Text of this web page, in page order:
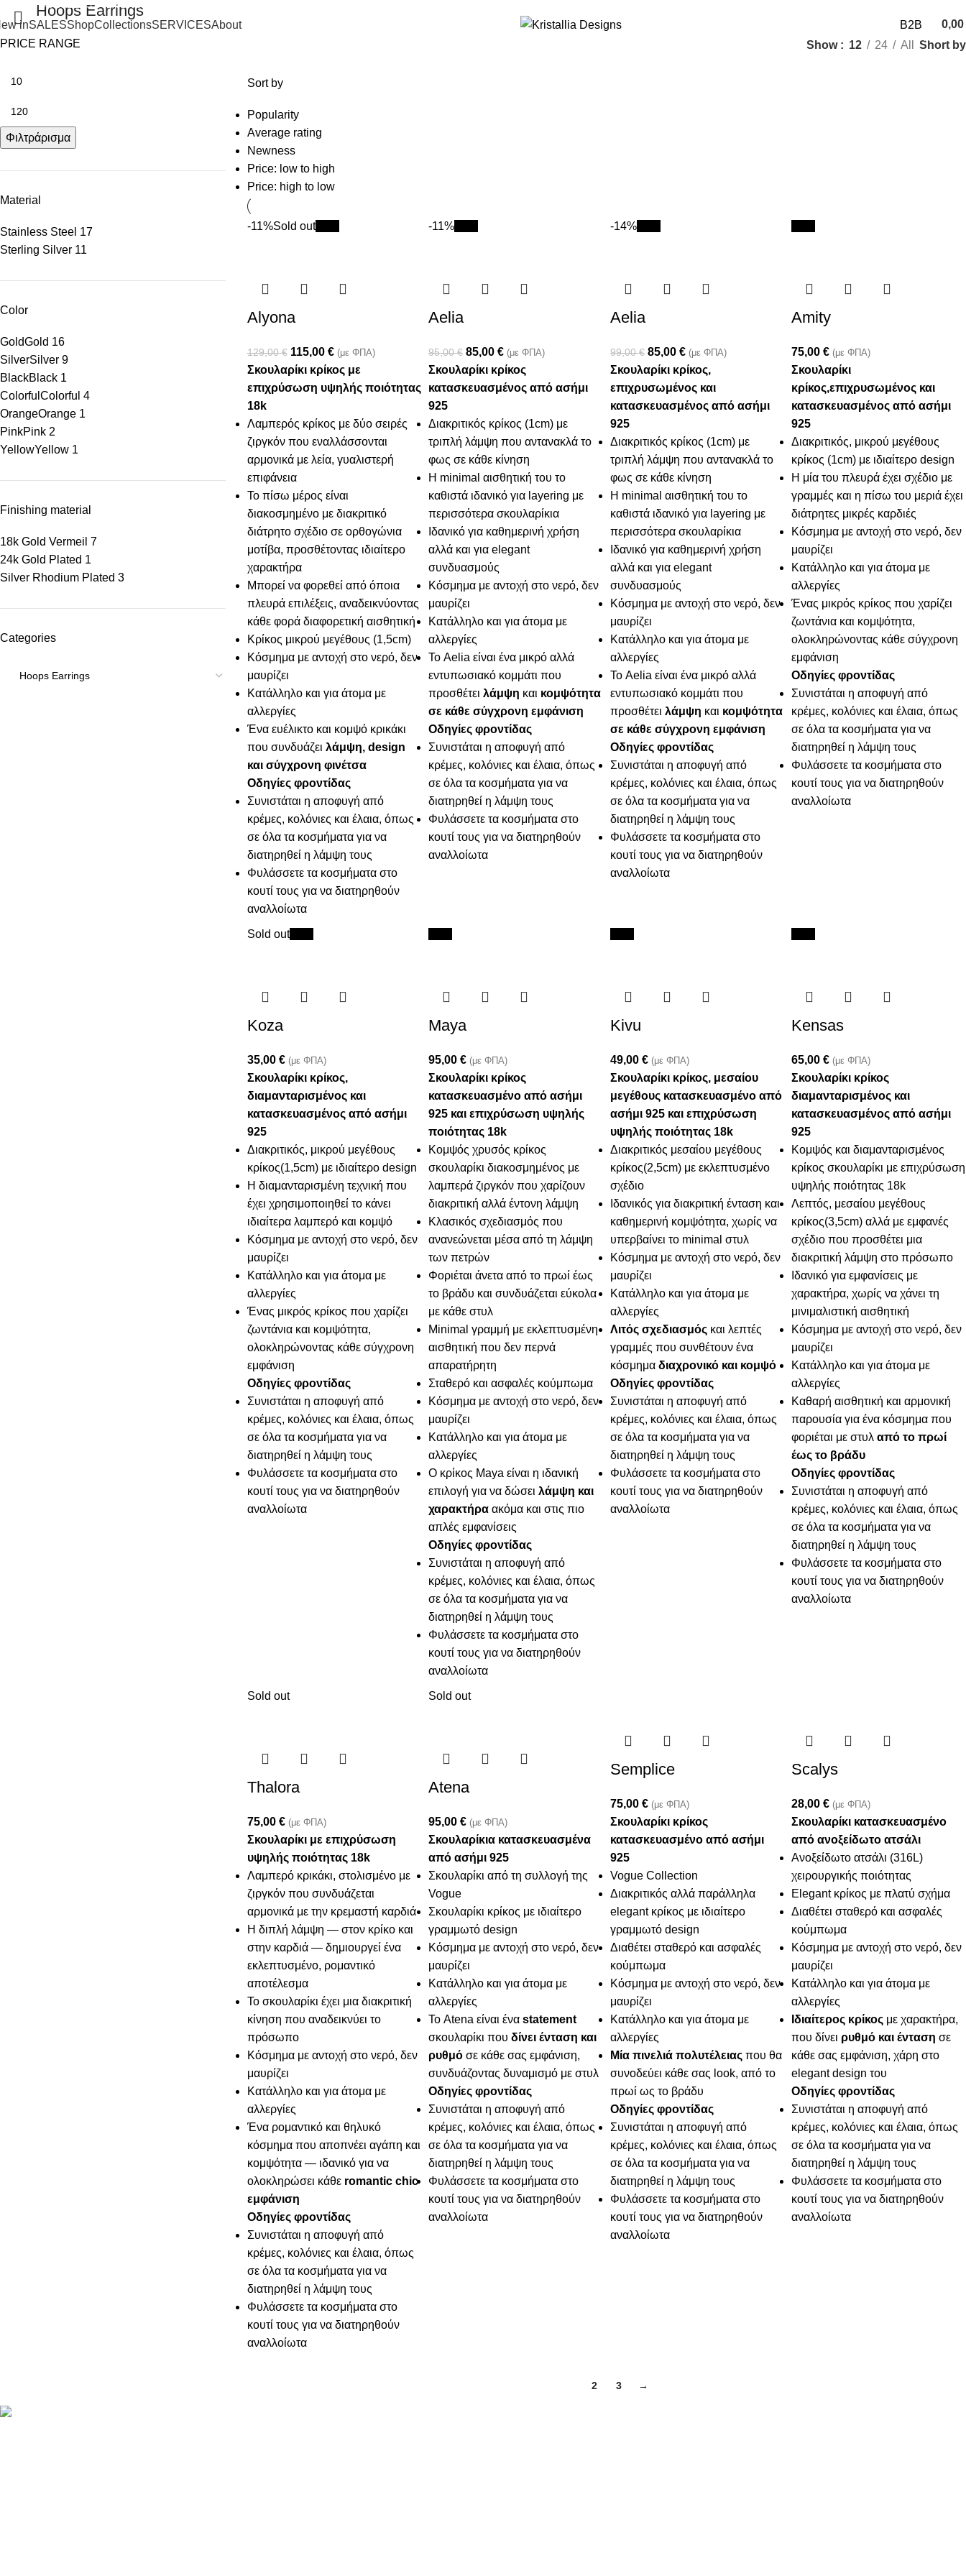
ON ORDERS OVER 100€
inSALESShopCollectionsSERVICESAbout B2B 0,00
Hoops Earrings
PRICE RANGE
Φιλτράρισμα
Material
Stainless Steel 17
Sterling Silver 11
Color
GoldGold 16
SilverSilver 9
BlackBlack 1
Colorful Colorful 4
OrangeOrange 1
PinkPink 2
YellowYellow 1
Finishing material
18k Gold Vermeil 7
24k Gold Plated 1
Silver Rhodium Plated 3
Categories
Show 12 24 All Short by
Sort by
Popularity
Average rating
Newness
Price: low to high
Price: high to low
-11%Sold outNew
Alyona
129,00€ 115,00 € (με ΦΠΑ)
Σκουλαρίκι κρίκος με
επιχρύσωση υψηλής ποιότητας
18k
Λαμπερός κρίκος με δύο σειρές
ζιργκόν που εναλλάσσονται
αρμονικά με λεία, γυαλιστερή
επιφάνεια
Το πίσω μέρος είναι
διακοσμημένο με διακριτικό
διάτρητο σχέδιο σε ορθογώνια
μοτίβα, προσθέτοντας ιδιαίτερο
χαρακτήρα
Μπορεί να φορεθεί από όποια
πλευρά επιλέξεις, αναδεικνύοντας
κάθε φορά διαφορετική αισθητική
Κρίκος μικρού μεγέθους (1,5cm)
Κόσμημα με αντοχή στο νερό, δεν
μαυρίζει
Κατάλληλο και για άτομα με
αλλεργίες
Ένα ευέλικτο και κομψό κρικάκι
που συνδυάζει λάμψη, design
και σύγχρονη φινέτσα
Οδηγίες φροντίδας
Συνιστάται η αποφυγή από
κρέμες, κολόνιες και έλαια, όπως
σε όλα τα κοσμήματα για να
διατηρηθεί η λάμψη τους
Φυλάσσετε τα κοσμήματα στο
κουτί τους για να διατηρηθούν
αναλλοίωτα
-11%
Aelia
95,00€ 85,00€ (με ΦΠΑ)
Σκουλαρίκι κρίκος
κατασκευασμένος από ασήμι
925
Διακριτικός κρίκος (1cm) με
τριπλή λάμψη που αντανακλά το
φως σε κάθε κίνηση
Η minimal αισθητική του το
καθιστά ιδανικό για layering με
περισσότερα σκουλαρίκια
Ιδανικό για καθημερινή χρήση
αλλά και για elegant
συνδυασμούς
Κόσμημα με αντοχή στο νερό, δεν
μαυρίζει
Κατάλληλο και για άτομα με
αλλεργίες
Το Aelia είναι ένα μικρό αλλά
εντυπωσιακό κομμάτι που
προσθέτειλάμψη και κομψότητα
σε κάθε σύγχρονη εμφάνιση
Οδηγίες φροντίδας
Συνιστάται η αποφυγή από
κρέμες, κολόνιες και έλαια, όπως
σε όλα τα κοσμήματα για να
διατηρηθεί η λάμψη τους
Φυλάσσετε τα κοσμήματα στο
κουτί τους για να διατηρηθούν
αναλλοίωτα
-14%New
Aelia
99,00€ 85,00 € (με ΦΠΑ)
Σκουλαρίκι κρίκος,
επιχρυσωμένος και
κατασκευασμένος από ασήμι
925
Διακριτικός κρίκος (1cm) με
τριπλή λάμψη που αντανακλά το
φως σε κάθε κίνηση
Η minimal αισθητική του το
καθιστά ιδανικό για layering με
περισσότερα σκουλαρίκια
Ιδανικό για καθημερινή χρήση
αλλά και για elegant
συνδυασμούς
Κόσμημα με αντοχή στο νερό, δεν
μαυρίζει
Κατάλληλο και για άτομα με
αλλεργίες
Το Aelia είναι ένα μικρό αλλά
εντυπωσιακό κομμάτι που
προσθέτει λάμψη και κομψότητα
σε κάθε σύγχρονη εμφάνιση
Οδηγίες φροντίδας
Συνιστάται η αποφυγή από
κρέμες, κολόνιες και έλαια, όπως
σε όλα τα κοσμήματα για να
διατηρηθεί η λάμψη τους
Φυλάσσετε τα κοσμήματα στο
κουτί τους για να διατηρηθούν
αναλλοίωτα
Amity
75,00€ (με ΦΠΑ)
Σκουλαρίκι
κρίκος,επιχρυσωμένος και
κατασκευασμένος από ασήμι
925
Διακριτικός, μικρού μεγέθους
κρίκος (1cm) με ιδιαίτερο design
Η μία του πλευρά έχει σχέδιο με
γραμμές και η πίσω του μεριά έχει
διάτρητες μικρές καρδιές
Κόσμημα με αντοχή στο νερό, δεν
μαυρίζει
Κατάλληλο και για άτομα με
αλλεργίες
Ένας μικρός κρίκος που χαρίζει
ζωντάνια και κομψότητα,
ολοκληρώνοντας κάθε σύγχρονη
εμφάνιση
Οδηγίες φροντίδας
Συνιστάται η αποφυγή από
κρέμες, κολόνιες και έλαια, όπως
σε όλα τα κοσμήματα για να
διατηρηθεί η λάμψη τους
Φυλάσσετε τα κοσμήματα στο
κουτί τους για να διατηρηθούν
αναλλοίωτα
Sold outNew
Koza
35,00 € (με ΦΠΑ)
Σκουλαρίκι κρίκος,
διαμανταρισμένος και
κατασκευασμένος από ασήμι
925
Διακριτικός, μικρού μεγέθους
κρίκος(1,5cm) με ιδιαίτερο design
Η διαμανταρισμένη τεχνική που
έχει χρησιμοποιηθεί το κάνει
ιδιαίτερα λαμπερό και κομψό
Κόσμημα με αντοχή στο νερό, δεν
μαυρίζει
Κατάλληλο και για άτομα με
αλλεργίες
Ένας μικρός κρίκος που χαρίζει
ζωντάνια και κομψότητα,
ολοκληρώνοντας κάθε σύγχρονη
εμφάνιση
Οδηγίες φροντίδας
Συνιστάται η αποφυγή από
κρέμες, κολόνιες και έλαια, όπως
σε όλα τα κοσμήματα για να
διατηρηθεί η λάμψη τους
Φυλάσσετε τα κοσμήματα στο
κουτί τους για να διατηρηθούν
αναλλοίωτα
Maya
95,00€ (με ΦΠΑ)
Σκουλαρίκι κρίκος
κατασκευασμένο από ασήμι
925 και επιχρύσωση υψηλής
ποιότητας 18k
Κομψός χρυσός κρίκος
σκουλαρίκι διακοσμημένος με
λαμπερά ζιργκόν που χαρίζουν
διακριτική αλλά έντονη λάμψη
Κλασικός σχεδιασμός που
ανανεώνεται μέσα από τη λάμψη
των πετρών
Φοριέται άνετα από το πρωί έως
το βράδυ και συνδυάζεται εύκολα
με κάθε στυλ
Minimal γραμμή με εκλεπτυσμένη
αισθητική που δεν περνά
απαρατήρητη
Σταθερό και ασφαλές κούμπωμα
Κόσμημα με αντοχή στο νερό, δεν
μαυρίζει
Κατάλληλο και για άτομα με
αλλεργίες
Ο κρίκος Maya είναι η ιδανική
επιλογή για να δώσειλάμψη και
χαρακτήρα ακόμα και στις πιο
απλές εμφανίσεις
Οδηγίες φροντίδας
Συνιστάται η αποφυγή από
κρέμες, κολόνιες και έλαια, όπως
σε όλα τα κοσμήματα για να
διατηρηθεί η λάμψη τους
Φυλάσσετε τα κοσμήματα στο
κουτί τους για να διατηρηθούν
αναλλοίωτα
Kivu
49,00 € (με ΦΠΑ)
Σκουλαρίκι κρίκος, μεσαίου
μεγέθους κατασκευασμένο από
ασήμι 925 και επιχρύσωση
υψηλής ποιότητας 18k
Διακριτικός μεσαίου μεγέθους
κρίκος(2,5cm) με εκλεπτυσμένο
σχέδιο
Ιδανικός για διακριτική ένταση και
καθημερινή κομψότητα, χωρίς να
υπερβαίνει το minimal στυλ
Κόσμημα με αντοχή στο νερό, δεν
μαυρίζει
Κατάλληλο και για άτομα με
αλλεργίες
Λιτός σχεδιασμόςκαι λεπτές
γραμμές που συνθέτουν ένα
κόσμημαδιαχρονικό και κομψό
Οδηγίες φροντίδας
Συνιστάται η αποφυγή από
κρέμες, κολόνιες και έλαια, όπως
σε όλα τα κοσμήματα για να
διατηρηθεί η λάμψη τους
Φυλάσσετε τα κοσμήματα στο
κουτί τους για να διατηρηθούν
αναλλοίωτα
Kensas
65,00€ (με ΦΠΑ)
Σκουλαρίκι κρίκος
διαμανταρισμένος και
κατασκευασμένος από ασήμι
925
Κομψός και διαμανταρισμένος
κρίκος σκουλαρίκι με επιχρύσωση
υψηλής ποιότητας 18k
Λεπτός, μεσαίου μεγέθους
κρίκος(3,5cm) αλλά με εμφανές
σχέδιο που προσθέτει μια
διακριτική λάμψη στο πρόσωπο
Ιδανικό για εμφανίσεις με
χαρακτήρα, χωρίς να χάνει τη
μινιμαλιστική αισθητική
Κόσμημα με αντοχή στο νερό, δεν
μαυρίζει
Κατάλληλο και για άτομα με
αλλεργίες
Καθαρή αισθητική και αρμονική
παρουσία για ένα κόσμημα που
φοριέται με στυλαπό το πρωί
έως το βράδυ
Οδηγίες φροντίδας
Συνιστάται η αποφυγή από
κρέμες, κολόνιες και έλαια, όπως
σε όλα τα κοσμήματα για να
διατηρηθεί η λάμψη τους
Φυλάσσετε τα κοσμήματα στο
κουτί τους για να διατηρηθούν
αναλλοίωτα
Sold out
Thalora
75,00 € (με ΦΠΑ)
Σκουλαρίκι με επιχρύσωση
υψηλής ποιότητας 18k
Λαμπερό κρικάκι, στολισμένο με
ζιργκόν που συνδυάζεται
αρμονικά με την κρεμαστή καρδιά
Η διπλή λάμψη — στον κρίκο και
στην καρδιά — δημιουργεί ένα
εκλεπτυσμένο, ρομαντικό
αποτέλεσμα
Το σκουλαρίκι έχει μια διακριτική
κίνηση που αναδεικνύει το
πρόσωπο
Κόσμημα με αντοχή στο νερό, δεν
μαυρίζει
Κατάλληλο και για άτομα με
αλλεργίες
Ένα ρομαντικό και θηλυκό
κόσμημα που αποπνέει αγάπη και
κομψότητα — ιδανικό για να
ολοκληρώσει κάθε romantic chic
εμφάνιση
Οδηγίες φροντίδας
Συνιστάται η αποφυγή από
κρέμες, κολόνιες και έλαια, όπως
σε όλα τα κοσμήματα για να
διατηρηθεί η λάμψη τους
Φυλάσσετε τα κοσμήματα στο
κουτί τους για να διατηρηθούν
αναλλοίωτα
Sold out
Atena
95,00€ (με ΦΠΑ)
Σκουλαρίκια κατασκευασμένα
από ασήμι 925
Σκουλαρίκι από τη συλλογή της
Vogue
Σκουλαρίκι κρίκος με ιδιαίτερο
γραμμωτό design
Κόσμημα με αντοχή στο νερό, δεν
μαυρίζει
Κατάλληλο και για άτομα με
αλλεργίες
Το Atena είναι έναstatement
σκουλαρίκι πουδίνει ένταση και
ρυθμό σε κάθε σας εμφάνιση,
συνδυάζοντας δυναμισμό με στυλ
Οδηγίες φροντίδας
Συνιστάται η αποφυγή από
κρέμες, κολόνιες και έλαια, όπως
σε όλα τα κοσμήματα για να
διατηρηθεί η λάμψη τους
Φυλάσσετε τα κοσμήματα στο
κουτί τους για να διατηρηθούν
αναλλοίωτα
Semplice
75,00 € (με ΦΠΑ)
Σκουλαρίκι κρίκος
κατασκευασμένο από ασήμι
925
Vogue Collection
Διακριτικός αλλά παράλληλα
elegant κρίκος με ιδιαίτερο
γραμμωτό design
Διαθέτει σταθερό και ασφαλές
κούμπωμα
Κόσμημα με αντοχή στο νερό, δεν
μαυρίζει
Κατάλληλο και για άτομα με
αλλεργίες
Μία πινελιά πολυτέλειαςπου θα
συνοδεύει κάθε σας look, από το
πρωί ως το βράδυ
Οδηγίες φροντίδας
Συνιστάται η αποφυγή από
κρέμες, κολόνιες και έλαια, όπως
σε όλα τα κοσμήματα για να
διατηρηθεί η λάμψη τους
Φυλάσσετε τα κοσμήματα στο
κουτί τους για να διατηρηθούν
αναλλοίωτα
Scalys
28,00€ (με ΦΠΑ)
Σκουλαρίκι κατασκευασμένο
από ανοξείδωτο ατσάλι
Ανοξείδωτο ατσάλι (316L)
χειρουργικής ποιότητας
Elegant κρίκος με πλατύ σχήμα
Διαθέτει σταθερό και ασφαλές
κούμπωμα
Κόσμημα με αντοχή στο νερό, δεν
μαυρίζει
Κατάλληλο και για άτομα με
αλλεργίες
Ιδιαίτερος κρίκος με χαρακτήρα,
που δίνει ρυθμό και ένταση σε
κάθε σας εμφάνιση, χάρη στο
elegant design του
Οδηγίες φροντίδας
Συνιστάται η αποφυγή από
κρέμες, κολόνιες και έλαια, όπως
σε όλα τα κοσμήματα για να
διατηρηθεί η λάμψη τους
Φυλάσσετε τα κοσμήματα στο
κουτί τους για να διατηρηθούν
αναλλοίωτα
2 3 →